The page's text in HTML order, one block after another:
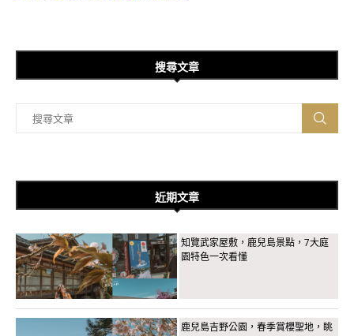
搜尋文章
近期文章
知覽武家屋敷，鹿兒島景點，7大庭
園特色一次看懂
鹿兒島吉野公園，春季賞櫻聖地，眺